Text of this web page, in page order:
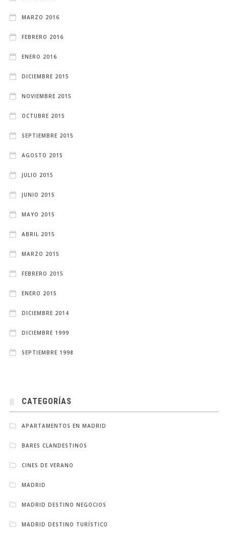
MARZO 2016
FEBRERO 2016
ENERO 2016
DICIEMBRE 2015
NOVIEMBRE 2015
OCTUBRE 2015
SEPTIEMBRE 2015
AGOSTO 2015
JULIO 2015
JUNIO 2015
MAYO 2015
ABRIL 2015
MARZO 2015
FEBRERO 2015
ENERO 2015
DICIEMBRE 2014
DICIEMBRE 1999
SEPTIEMBRE 1998
CATEGORÍAS
APARTAMENTOS EN MADRID
BARES CLANDESTINOS
CINES DE VERANO
MADRID
MADRID DESTINO NEGOCIOS
MADRID DESTINO TURÍSTICO